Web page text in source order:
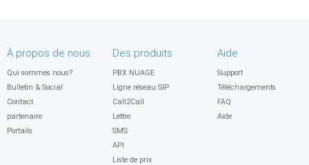
À propos de nous
Qui sommes nous?
Bulletin & Social
Contact
partenaire
Portails
Des produits
PBX NUAGE
Ligne réseau SIP
Call2Call
Lettre
SMS
API
Liste de prix
Aide
Support
Téléchargements
FAQ
Aide